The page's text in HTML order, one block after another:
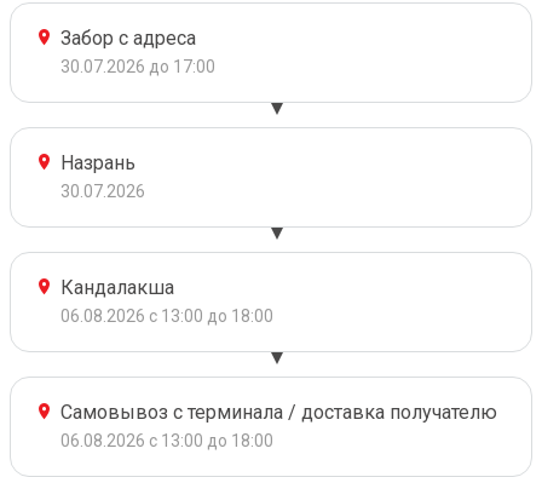
Забор с адреса
30.07.2026 до 17:00
Назрань
30.07.2026
Кандалакша
06.08.2026 с 13:00 до 18:00
Самовывоз с терминала / доставка получателю
06.08.2026 с 13:00 до 18:00